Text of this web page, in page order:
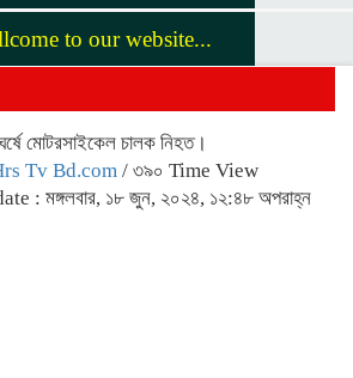
to our website...
মোটরসাইকেল চালক নিহত।
Tv Bd.com / ৩৯০ Time View
: মঙ্গলবার, ১৮ জুন, ২০২৪, ১২:৪৮ অপরাহ্ন